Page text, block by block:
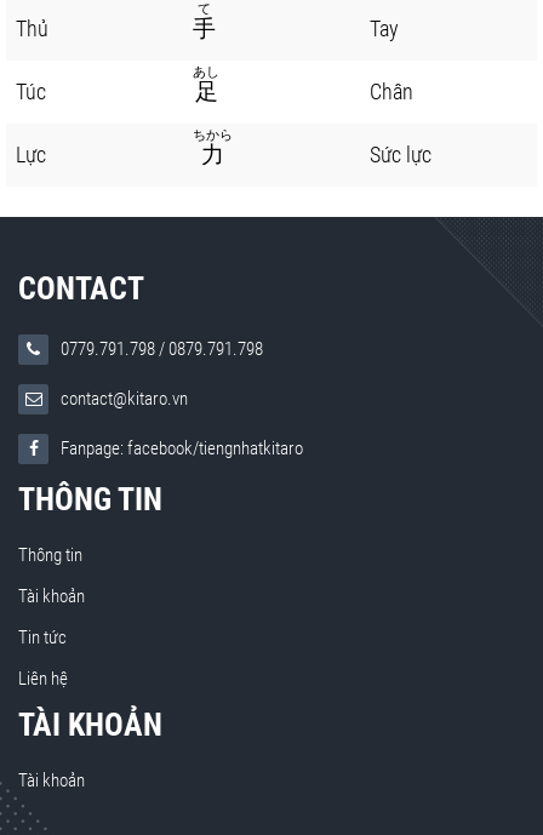
Thủ 手
て
Tay
Túc 足
あし
Chân
Lực 力
ちから
Sức lực
CONTACT
0779.791.798/0879.791.798
contact@kitaro.vn
Fanpage: facebook/tiengnhatkitaro
THÔNG TIN
Thông tin
Tài khoản
Tin tức
Liên hệ
TÀI KHOẢN
Tài khoản